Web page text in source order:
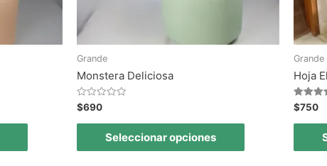
Grande
Monstera Deliciosa
Valorado
en
0
$690
Seleccionar opciones
Grande
Hoja
Valorado
5.00
de 5
$750